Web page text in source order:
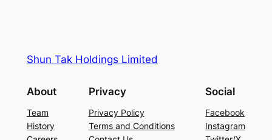
Shun Tak Holdings Limited
About
Team
History
Privacy
Privacy Policy
Terms and Conditions
Social
Facebook
Instagram